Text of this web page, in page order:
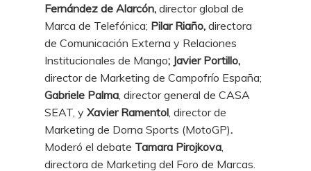
Fernández de Alarcón, director global de
Marca de Telefónica; Pilar Riaño, directora
de Comunicación Externa y Relaciones
Institucionales de Mango; Javier Portillo,
director de Marketing de Campofrío España;
Gabriele Palma , director general de CASA
SEAT, y Xavier Ramentol , director de
Marketing de Dorna Sports (MotoGP).
Moderó el debate Tamara Pirojkova
directora de Marketing del Foro de Marcas.